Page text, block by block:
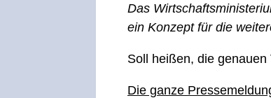
Das
ein Konzept für die
Soll heißen, die
Die ganze